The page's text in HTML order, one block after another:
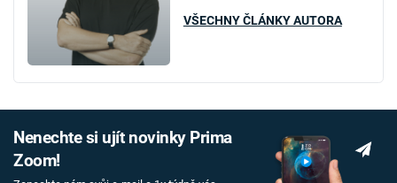
VŠECHNY ČLÁNKY AUTORA
Nenechte si ujít novinky Prima
Zoom!